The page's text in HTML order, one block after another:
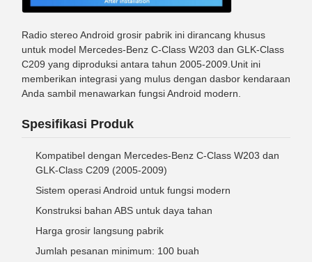
Radio stereo Android grosir pabrik ini dirancang khusus
untuk model Mercedes-Benz C-Class W203 dan GLK-Class
C209 yang diproduksi antara tahun 2005-2009.Unit ini
memberikan integrasi yang mulus dengan dasbor kendaraan
Anda sambil menawarkan fungsi Android modern.
Spesifikasi Produk
Kompatibel dengan Mercedes-Benz C-Class W203 dan
GLK-Class C209 (2005-2009)
Sistem operasi Android untuk fungsi modern
Konstruksi bahan ABS untuk daya tahan
Harga grosir langsung pabrik
Jumlah pesanan minimum: 100 buah